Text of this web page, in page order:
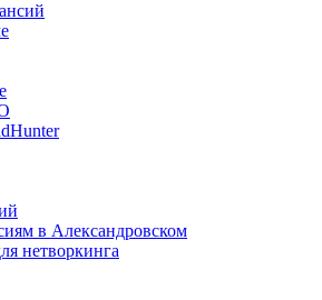
в Александровском
нетворкинга